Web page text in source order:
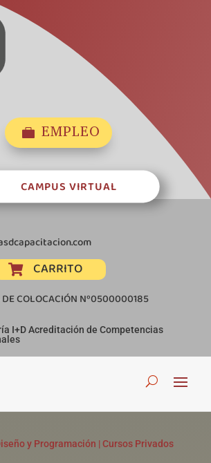
 EMPLEO
CAMPUS VIRTUAL
 CARRITO
DE COLOCACIÓN Nº0500000185
I+D Acreditación de Competencias
y Programación |Cursos Privados